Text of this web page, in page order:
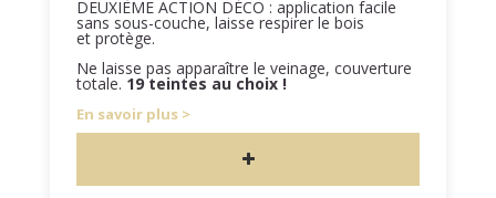
DEUXIÈME ACTION DÉCO : application facile
sans sous-couche, laisse respirer le bois
et protège.
Ne laisse pas apparaître le veinage, couverture
totale. 19 teintes au choix !
En savoir plus